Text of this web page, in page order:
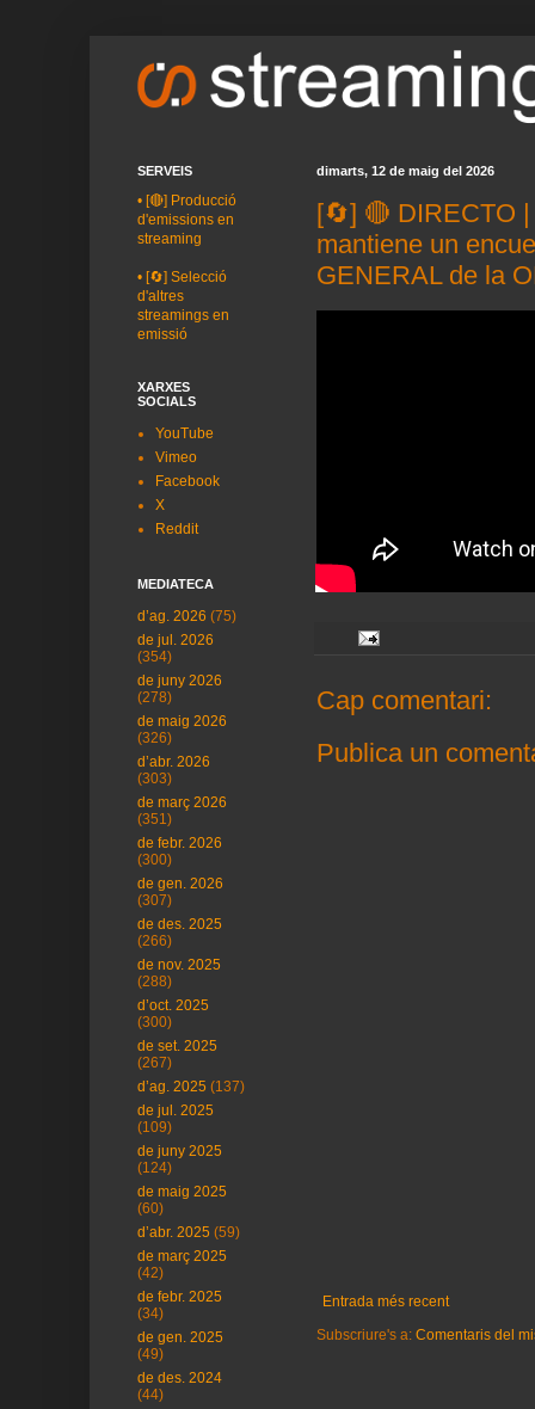
dimarts, 12 de maig del 2026
[🔄] 🔴 DIRECTO
mantiene un
GENERAL de la
Cap comentari:
Publica un
Entrada més recent
Subscriure's a: Comentaris del
SERVEIS
• [🔴] Producció
d'emissions en
streaming
• [🔄] Selecció
d'altres
streamings en
emissió
XARXES
SOCIALS
YouTube
Vimeo
Facebook
X
Reddit
MEDIATECA
d’ag. 2026 (75)
de jul. 2026
(354)
de juny 2026
(278)
de maig 2026
(326)
d’abr. 2026
(303)
de març 2026
(351)
de febr. 2026
(300)
de gen. 2026
(307)
de des. 2025
(266)
de nov. 2025
(288)
d’oct. 2025
(300)
de set. 2025
(267)
d’ag. 2025 (137)
de jul. 2025
(109)
de juny 2025
(124)
de maig 2025
(60)
d’abr. 2025 (59)
de març 2025
(42)
de febr. 2025
(34)
de gen. 2025
(49)
de des. 2024
(44)